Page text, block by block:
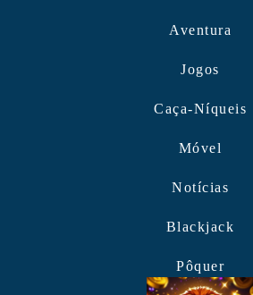
Aventura
Jogos
Caça-Níqueis
Móvel
Notícias
Blackjack
Pôquer